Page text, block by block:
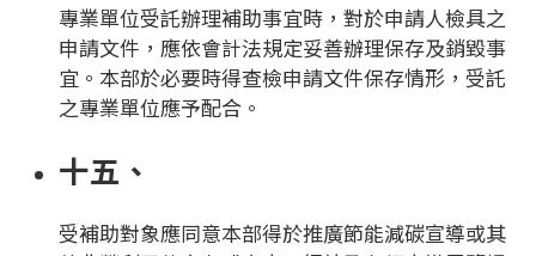
專業單位受託辦理補助事宜時，對於申請人檢具之
申請文件，應依會計法規定妥善辦理保存及銷毀事
宜。本部於必要時得查檢申請文件保存情形，受託
之專業單位應予配合。
十五、
受補助對象應同意本部得於推廣節能減碳宣導或其